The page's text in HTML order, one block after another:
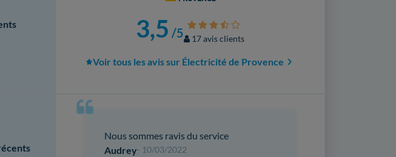
3,5 /5 17 avis clients
Voir tous les avis sur Électricité de Provence
Nous sommes ravis du service
Audrey- 10/03/2022